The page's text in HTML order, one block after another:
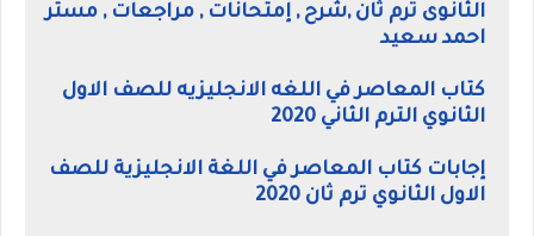
الثانوى ترم ثان ,شرح , إمتحانات , مراجعات , مستر
احمد سعيد
كتاب المعاصر في اللغه الانجليزيه للصف الاول
الثانوي الترم الثاني 2020
إجابات كتاب المعاصر في اللغة الانجليزية للصف
الاول الثانوي ترم ثان 2020